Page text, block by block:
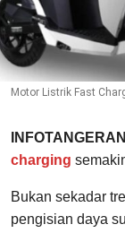
Motor Listrik Fast
charging
Bukan sekadar
pengisian daya